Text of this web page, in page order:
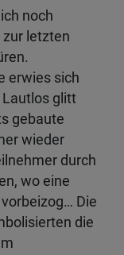
noch
letzten
erwies sich
Lautlos glitt
gebaute
wieder
durch
wo eine
Die
die